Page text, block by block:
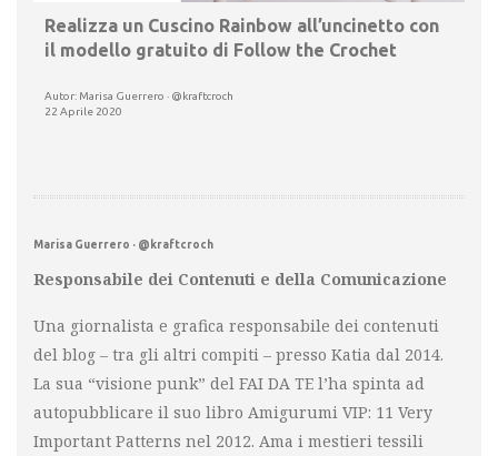
Realizza un Cuscino Rainbow all’uncinetto con
il modello gratuito di Follow the Crochet
Autor: Marisa Guerrero · @kraftcroch
22 Aprile 2020
Marisa Guerrero · @kraftcroch
Responsabile dei Contenuti e della Comunicazione
Una giornalista e grafica responsabile dei contenuti
del blog – tra gli altri compiti – presso Katia dal 2014.
La sua “visione punk” del FAI DA TE l’ha spinta ad
autopubblicare il suo libro Amigurumi VIP: 11 Very
Important Patterns nel 2012. Ama i mestieri tessili